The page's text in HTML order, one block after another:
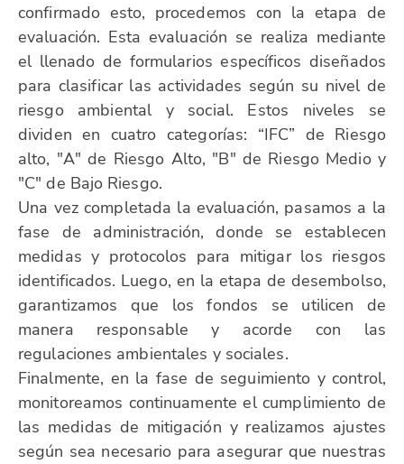
confirmado esto, procedemos con la etapa de
evaluación. Esta evaluación se realiza mediante
el llenado de formularios específicos diseñados
para clasificar las actividades según su nivel de
riesgo ambiental y social. Estos niveles se
dividen en cuatro categorías: “IFC” de Riesgo
alto, "A" de Riesgo Alto, "B" de Riesgo Medio y
"C" de Bajo Riesgo.
Una vez completada la evaluación, pasamos a la
fase de administración, donde se establecen
medidas y protocolos para mitigar los riesgos
identificados. Luego, en la etapa de desembolso,
garantizamos que los fondos se utilicen de
manera responsable y acorde con las
regulaciones ambientales y sociales.
Finalmente, en la fase de seguimiento y control,
monitoreamos continuamente el cumplimiento de
las medidas de mitigación y realizamos ajustes
según sea necesario para asegurar que nuestras